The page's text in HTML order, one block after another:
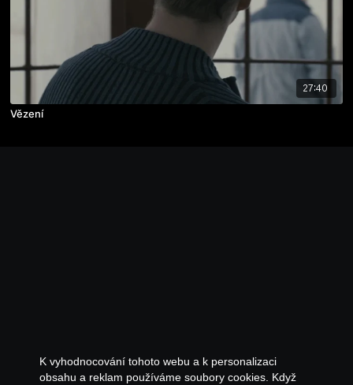
27:40
Vězení
K vyhodnocování tohoto webu a k personalizaci
obsahu a reklam používáme soubory cookies. Když